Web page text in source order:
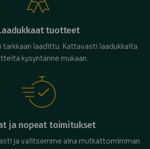
tuotteet
laadittu. Kattavasti laadukkaita
kysyntänne mukaan.
ja nopeat toimitukset
ja valitsemme aina mutkattomimman